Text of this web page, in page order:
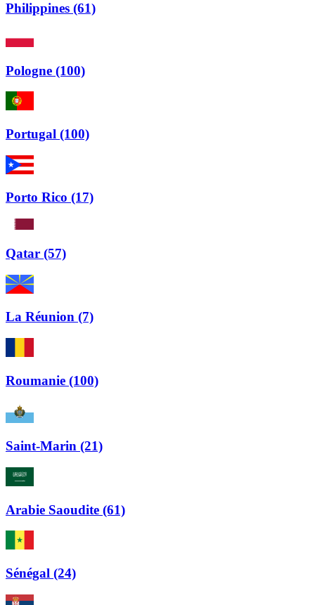
Philippines (61)
Pologne (100)
Portugal (100)
Porto Rico (17)
Qatar (57)
La Réunion (7)
Roumanie (100)
Saint-Marin (21)
Arabie Saoudite (61)
Sénégal (24)